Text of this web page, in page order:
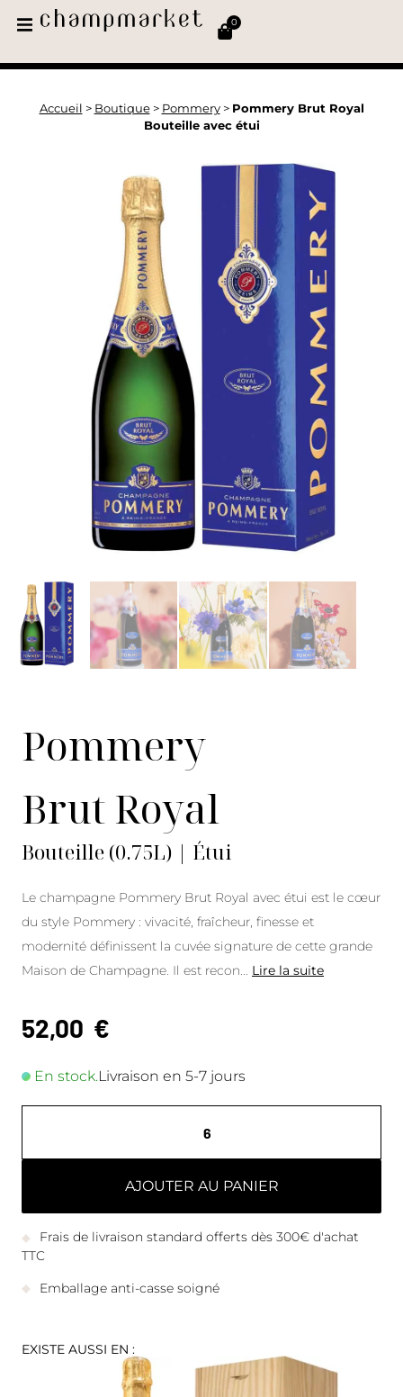
0
Accueil > Boutique> Pommery> Pommery Brut Royal
Bouteille avec étui
Pommery
Brut Royal
Bouteille (0.75L) | Étui
Le champagne Pommery Brut Royal avec étui est le cœur
du style Pommery : vivacité, fraîcheur, finesse et
modernité définissent la cuvée signature de cette grande
Maison de Champagne. Il est recon
Lire la suite
52,00 €
En stock.Livraison en 5-7 jours
AJOUTER AU PANIER
Frais de livraison standard offerts dès 300€ d'achat
TTC
Emballage anti-casse soigné
EXISTE AUSSI EN :